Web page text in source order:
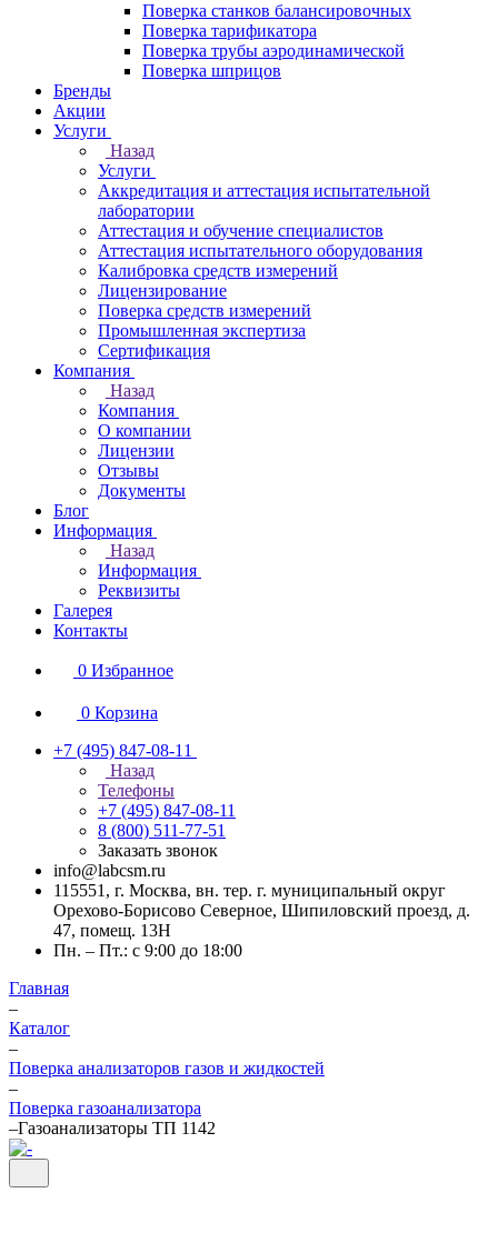
Поверка станков балансировочных
Поверка тарификатора
Поверка трубы аэродинамической
Поверка шприцов
Бренды
Акции
Услуги
Назад
Услуги
Аккредитация и аттестация испытательной
лаборатории
Аттестация и обучение специалистов
Аттестация испытательного оборудования
Калибровка средств измерений
Лицензирование
Поверка средств измерений
Промышленная экспертиза
Сертификация
Компания
Назад
Компания
О компании
Лицензии
Отзывы
Документы
Блог
Информация
Назад
Информация
Реквизиты
Галерея
Контакты
0 Избранное
0 Корзина
+7 (495) 847-08-11
Назад
Телефоны
+7 (495) 847-08-11
8 (800) 511-77-51
Заказать звонок
info@labcsm.ru
115551, г. Москва, вн. тер. г. муниципальный округ
Орехово-Борисово Северное, Шипиловский проезд, д.
47, помещ. 13Н
Пн. – Пт.: с 9:00 до 18:00
Главная
–
Каталог
–
Поверка анализаторов газов и жидкостей
–
Поверка газоанализатора
–Газоанализаторы ТП 1142